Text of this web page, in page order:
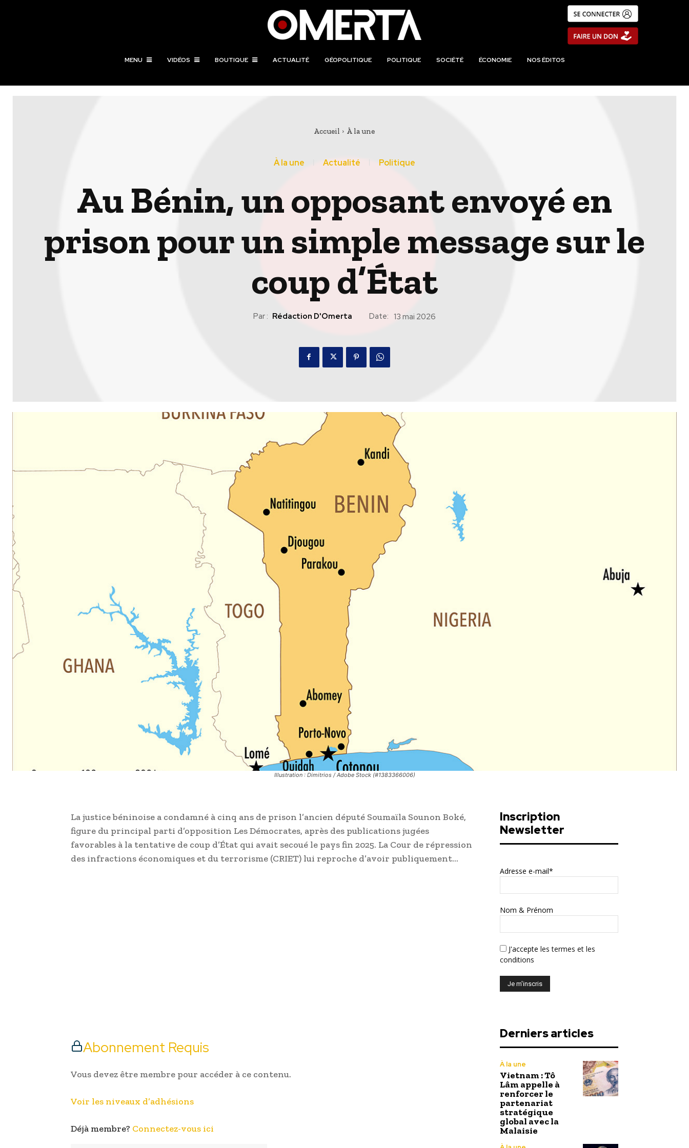
MENU VIDÉOS BOUTIQUE ACTUALITÉ GÉOPOLITIQUE POLITIQUE SOCIÉTÉ ÉCONOMIE NOS ÉDITOS
Accueil À la une
À la une Actualité Politique
Au Bénin, un opposant envoyé en
prison pour un simple message sur le
coup d’État
Par : Rédaction D'Omerta Date: 13 mai 2026
Illustration : Dimitrios / Adobe Stock (#1383366006)
La justice béninoise a condamné à cinq ans de prison l’ancien député Soumaïla Sounon Boké,
figure du principal parti d’opposition Les Démocrates, après des publications jugées
favorables à la tentative de coup d’État qui avait secoué le pays fin 2025. La Cour de répression
des infractions économiques et du terrorisme (CRIET) lui reproche d’avoir publiquement…
Abonnement Requis
Vous devez être membre pour accéder à ce contenu.
Voir les niveaux d’adhésions
Déjà membre? Connectez-vous ici
Inscription
Newsletter
Adresse e-mail*
Nom & Prénom
J'accepte les termes et les
conditions
Derniers articles
À la une
Vietnam : Tô
Lâm appelle à
renforcer le
partenariat
stratégique
global avec la
Malaisie